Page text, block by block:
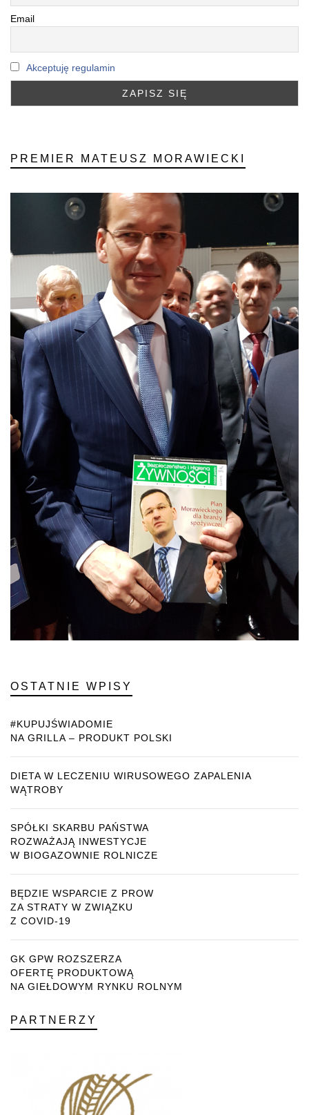
Email
Akceptuję regulamin
PREMIER MATEUSZ MORAWIECKI
OSTATNIE WPISY
#KUPUJŚWIADOMIE
NA GRILLA – PRODUKT POLSKI
DIETA W LECZENIU WIRUSOWEGO ZAPALENIA
WĄTROBY
SPÓŁKI SKARBU PAŃSTWA
ROZWAŻAJĄ INWESTYCJE
W BIOGAZOWNIE ROLNICZE
BĘDZIE WSPARCIE Z PROW
ZA STRATY W ZWIĄZKU
Z COVID-19
GK GPW ROZSZERZA
OFERTĘ PRODUKTOWĄ
NA GIEŁDOWYM RYNKU ROLNYM
PARTNERZY